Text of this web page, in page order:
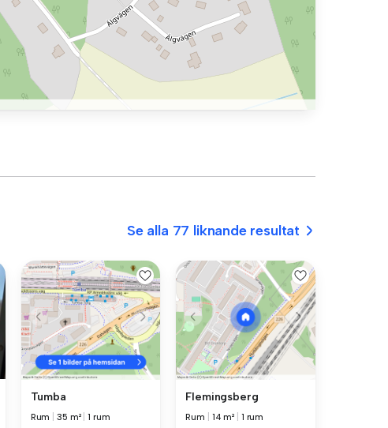
Se alla 77 liknande resultat
Tumba
Rum 35 m² |1 rum
Flemingsberg
Rum 14 m² 1 rum